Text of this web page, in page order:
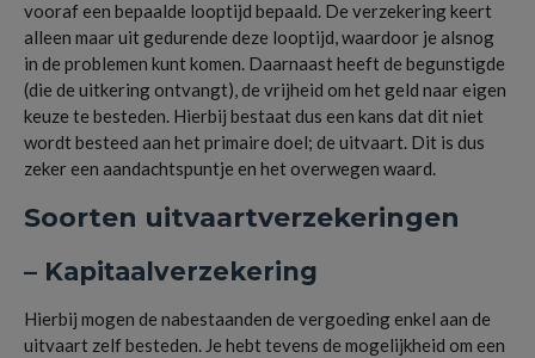
vooraf een bepaalde looptijd bepaald. De verzekering keert
alleen maar uit gedurende deze looptijd, waardoor je alsnog
in de problemen kunt komen. Daarnaast heeft de begunstigde
(die de uitkering ontvangt), de vrijheid om het geld naar eigen
keuze te besteden. Hierbij bestaat dus een kans dat dit niet
wordt besteed aan het primaire doel; de uitvaart. Dit is dus
zeker een aandachtspuntje en het overwegen waard.
Soorten uitvaartverzekeringen
– Kapitaalverzekering
Hierbij mogen de nabestaanden de vergoeding enkel aan de
uitvaart zelf besteden. Je hebt tevens de mogelijkheid om een